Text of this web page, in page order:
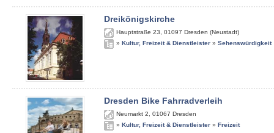
Dreikönigskirche
Hauptstraße 23 01097 Dresden (Neustadt)
» Kultur, Freizeit & Dienstleister » Sehenswürdigkeit
Dresden Bike Fahrradverleih
Neumarkt 2 01067 Dresden
» Kultur, Freizeit & Dienstleister » Freizeit